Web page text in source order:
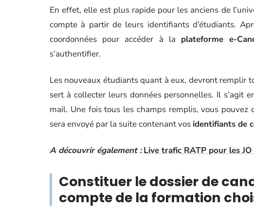
En effet, elle est plus rapide pour les anciens de
compte à partir de leurs identifiants d’étudiants.
coordonnées pour accéder à la plateforme e-
s’authentifier.
Les nouveaux étudiants quant à eux, devront remplir
sert à collecter leurs données personnelles. Il s’agit
mail. Une fois tous les champs remplis, vous
sera envoyé par la suite contenant vos identifiants de
A découvrir également : Live trafic RATP pour les
Constituer le dossier de
compte de la formation